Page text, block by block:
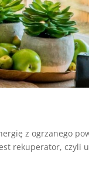
z ogrzanego
rekuperator, czyli